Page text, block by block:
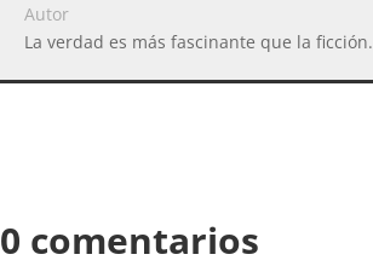
Autor
La verdad es más fascinante que la ficción.
0 comentarios